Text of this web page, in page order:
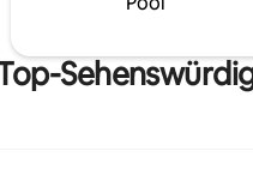
Viking &
Gebäudes